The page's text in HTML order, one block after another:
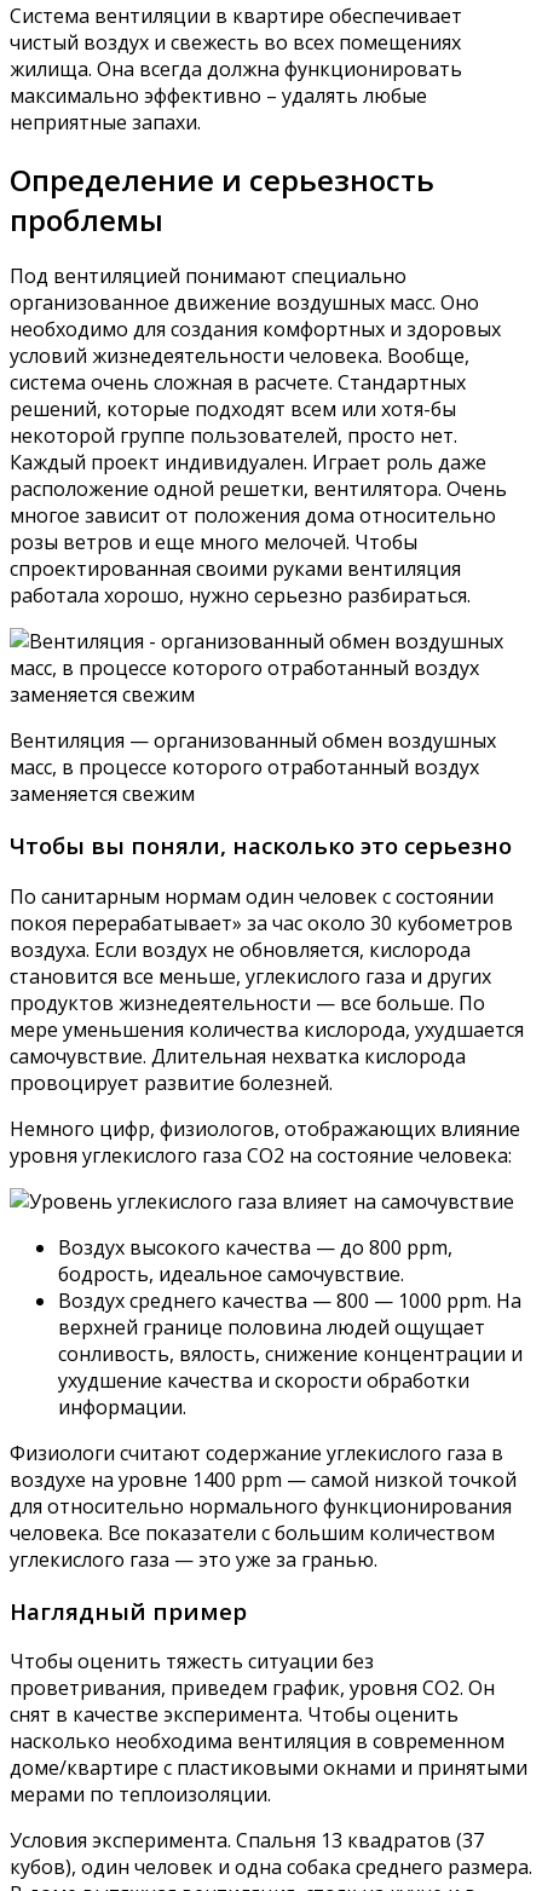
Система вентиляции в квартире обеспечивает
чистый воздух и свежесть во всех помещениях
жилища. Она всегда должна функционировать
максимально эффективно – удалять любые
неприятные запахи.
Определение и серьезность
проблемы
Под вентиляцией понимают специально
организованное движение воздушных масс. Оно
необходимо для создания комфортных и здоровых
условий жизнедеятельности человека. Вообще,
система очень сложная в расчете. Стандартных
решений, которые подходят всем или хотя-бы
некоторой группе пользователей, просто нет.
Каждый проект индивидуален. Играет роль даже
расположение одной решетки, вентилятора. Очень
многое зависит от положения дома относительно
розы ветров и еще много мелочей. Чтобы
спроектированная своими руками вентиляция
работала хорошо, нужно серьезно разбираться.
Вентиляция — организованный обмен воздушных
масс, в процессе которого отработанный воздух
заменяется свежим
Чтобы вы поняли, насколько это серьезно
По санитарным нормам один человек с состоянии
покоя перерабатывает» за час около 30 кубометров
воздуха. Если воздух не обновляется, кислорода
становится все меньше, углекислого газа и других
продуктов жизнедеятельности — все больше. По
мере уменьшения количества кислорода, ухудшается
самочувствие. Длительная нехватка кислорода
провоцирует развитие болезней.
Немного цифр, физиологов, отображающих влияние
уровня углекислого газа CO2 на состояние человека:
Воздух высокого качества — до 800 ppm,
бодрость, идеальное самочувствие.
Воздух среднего качества — 800 — 1000 ppm. На
верхней границе половина людей ощущает
сонливость, вялость, снижение концентрации и
ухудшение качества и скорости обработки
информации.
Физиологи считают содержание углекислого газа в
воздухе на уровне 1400 ppm — самой низкой точкой
для относительно нормального функционирования
человека. Все показатели с большим количеством
углекислого газа — это уже за гранью.
Наглядный пример
Чтобы оценить тяжесть ситуации без
проветривания, приведем график, уровня CO2. Он
снят в качестве эксперимента. Чтобы оценить
насколько необходима вентиляция в современном
доме/квартире с пластиковыми окнами и принятыми
мерами по теплоизоляции.
Условия эксперимента. Спальня 13 квадратов (37
кубов), один человек и одна собака среднего размера.